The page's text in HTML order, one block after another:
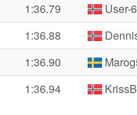
1:36.79 User-
1:36.88
1:36.90
1:36.94